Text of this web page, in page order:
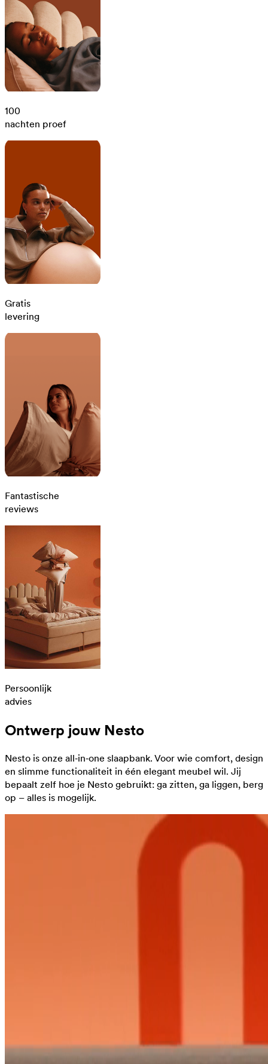
100
nachten proef
Gratis
levering
Fantastische
reviews
Persoonlijk
advies
Ontwerp jouw Nesto
Nesto is onze all‑in‑one slaapbank. Voor wie comfort, design
en slimme functionaliteit in één elegant meubel wil. Jij
bepaalt zelf hoe je Nesto gebruikt: ga zitten, ga liggen, berg
op – alles is mogelijk.